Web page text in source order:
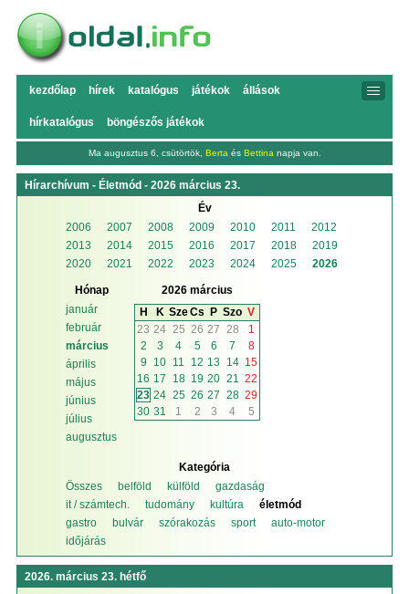
kezdőlap hírek katalógus játékok állások
hírkatalógus böngészős játékok
Ma augusztus 6, csütörtök, Berta és Bettina napja van.
Hírarchívum - Életmód - 2026 március 23.
Év
2006
2007 2008 2009 2010 2011
2012
2013
2014 2015 2016 2017 2018
2019
2020
2021 2022 2023 2024 2025 2026
Hónap
január
február
március
április
május
június
július
augusztus
2026 március
H
K SzeCs P Szo V
23 24 25 26 27 28
1
2
3 4 5 6 7
8
9
10 11 12 13 14 15
16 17 18 19 20 21
22
23 24 25 26 27 28 29
30 31 1 2 3 4 5
Kategória
Összes
belföld külföld
gazdaság
it / számtech.
tudomány kultúra
életmód
gastro
bulvár szórakozás sport
auto-motor
időjárás
2026. március 23. hétfő